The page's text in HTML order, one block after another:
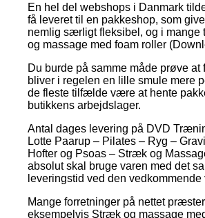
En hel del webshops i Danmark
få leveret til en pakkeshop, som
nemlig særligt fleksibel, og i
og massage med foam roller
Du burde på samme måde prøve
bliver i regelen en lille smule mere
de fleste tilfælde være at hente
butikkens arbejdslager.
Antal dages levering på DVD
Lotte Paarup – Pilates – Ryg –
Hofter og Psoas – Stræk og
absolut skal bruge varen med det
leveringstid ved den vedkommende
Mange forretninger på nettet
eksempelvis Stræk og massage